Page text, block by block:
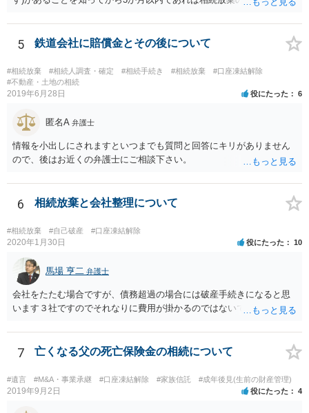
したら、早急に家裁に行って相続放棄の申述をしたい旨告げて必要な
書類を提出されることをおすすめいたします。 なお、お父様の債務が
他にもあるかもしれないというリスクを考えますと、相続放棄の申述
にあたっては、法テラスの無料相談等を利用して弁護士に相談するこ
とも十分考えられるかと存じます。また、ご記載いただいた事実関係
を拝見するかぎり、再婚相手のかたは既に相続放棄をされている可能
5 鉄道会社に賠償金とその後について
#相続放棄 #相続人調査・確定 #相続手続き #相続放棄
#口座凍結解除
#不動産・土地の相続
2019年6月28日 役にたった 6
匿名A 弁護士
情報を小出しにされますといつまでも質問と回答にキリがありません
ので、後はお近くの弁護士にご相談下さい。
6 相続放棄と会社整理について
#相続放棄 #自己破産 #口座凍結解除
2020年1月30日 役にたった 10
馬場 亨二 弁護士
会社をたたむ場合ですが、債務超過の場合には破産手続きになると思
います３社ですのでそれなりに費用が掛かるのではないでしょうか。
7 亡くなる父の死亡保険金の相続について
#遺言 #M&A・事業承継 #口座凍結解除 #家族信託 #成年後見(生前の財産管理)
2019年9月2日 役にたった 4